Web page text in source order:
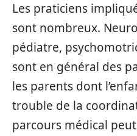
Les praticiens
sont nombreux.
pédiatre,
sont en général des
les parents dont
trouble de la
parcours médical